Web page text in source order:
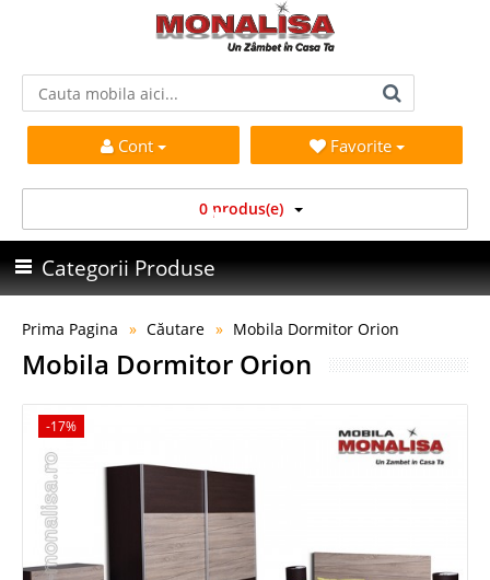
Cont Favorite
0 produs(e)
Categorii Produse
Prima Pagina Căutare Mobila Dormitor Orion
Mobila Dormitor Orion
-17%